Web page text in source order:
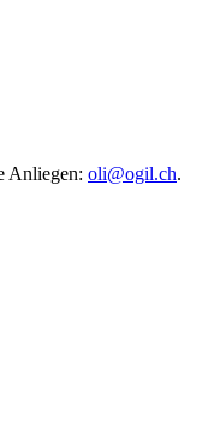
Anliegen: oli@ogil.ch.